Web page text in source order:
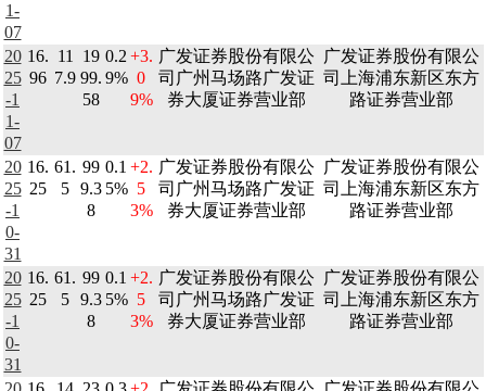
1-
07
20
25
-1
1-
07
16.
96
11
7.9
19
99.
58
0.2
9%
+3.
0
9%
广发证券股份有限公
司广州马场路广发证
券大厦证券营业部
广发证券股份有限公
司上海浦东新区东方
路证券营业部
20
25
-1
0-
31
16.
25
61.
5
99
9.3
8
0.1
5%
+2.
5
3%
广发证券股份有限公
司广州马场路广发证
券大厦证券营业部
广发证券股份有限公
司上海浦东新区东方
路证券营业部
20
25
-1
0-
31
16.
25
61.
5
99
9.3
8
0.1
5%
+2.
5
3%
广发证券股份有限公
司广州马场路广发证
券大厦证券营业部
广发证券股份有限公
司上海浦东新区东方
路证券营业部